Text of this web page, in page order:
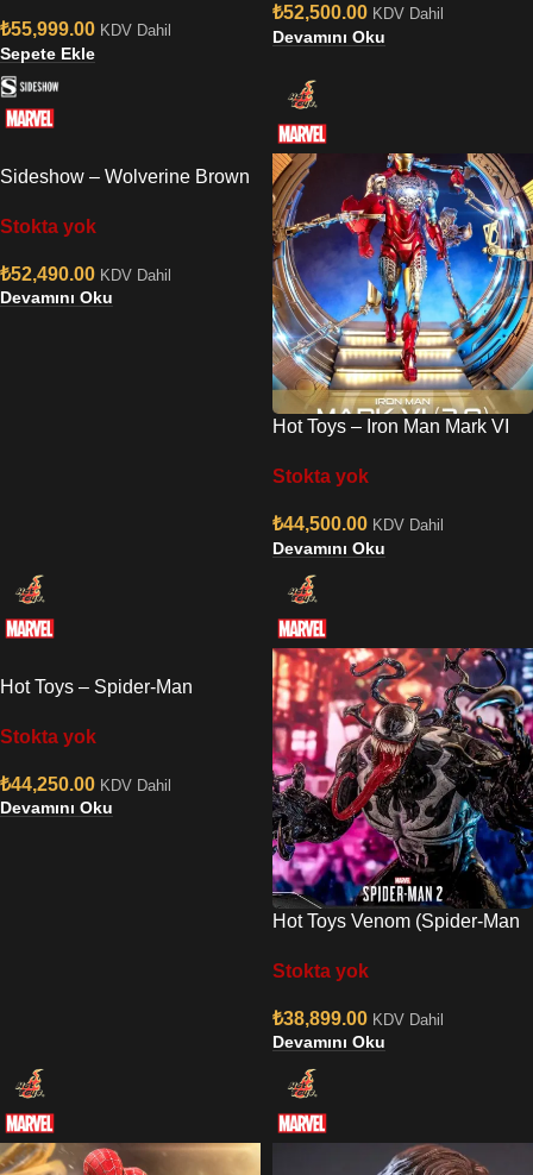
₺55,999.00 KDV Dahil
Sepete Ekle
₺52,500.00 KDV Dahil
Devamını Oku
Sideshow – Wolverine Brown
Stokta yok
₺52,490.00 KDV Dahil
Devamını Oku
Hot Toys – Iron Man Mark VI
Diecast Sixth Scale Figure Set
Stokta yok
₺44,500.00 KDV Dahil
Devamını Oku
Hot Toys – Spider-Man
Stokta yok
₺44,250.00 KDV Dahil
Devamını Oku
Hot Toys Venom (Spider-Man
Stokta yok
₺38,899.00 KDV Dahil
Devamını Oku